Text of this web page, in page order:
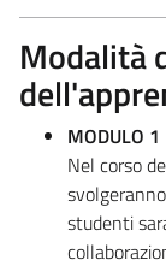
Modalità
MODULO 1
Nel corso
studenti